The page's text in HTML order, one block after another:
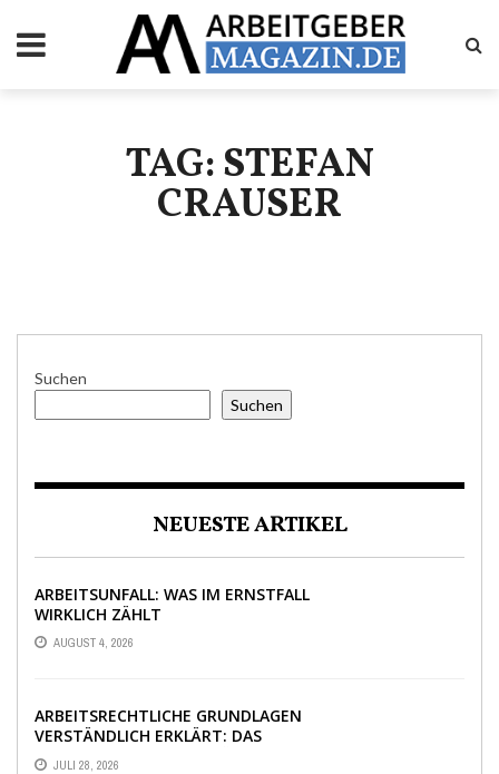
TAG: STEFAN
CRAUSER
Suchen
Suchen
NEUESTE ARTIKEL
ARBEITSUNFALL: WAS IM ERNSTFALL
WIRKLICH ZÄHLT
AUGUST 4, 2026
ARBEITSRECHTLICHE GRUNDLAGEN
VERSTÄNDLICH ERKLÄRT: DAS
WICHTIGSTE WISSEN IM ÜBERBLICK
JULI 28, 2026